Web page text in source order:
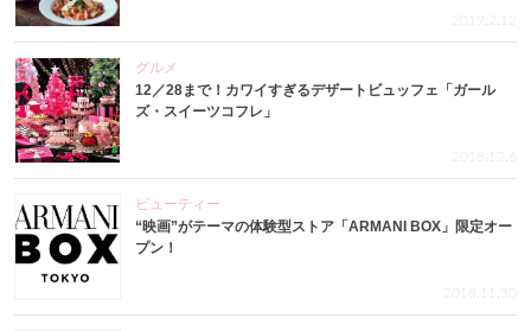
2019.2.12
グルメ
12／28まで！カワイすぎるデザートビュッフェ「ガール
ズ・スイーツコフレ」
2018.12.6
ビューティー
“映画”がテーマの体験型ストア「ARMANI BOX」限定オー
プン！
2018.11.30